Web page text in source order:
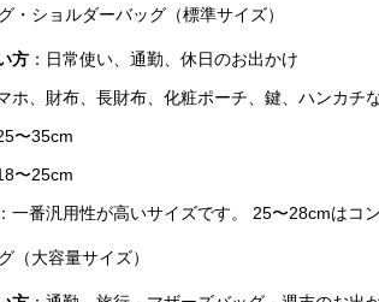
・ショルダーバッグ（標準サイズ）
方 ：日常使い、通勤、休日のお出かけ
ホ、財布、長財布、化粧ポーチ、鍵、ハンカチ
〜35cm
〜25cm
：一番汎用性が高いサイズです。 25〜28cmはコ
（大容量サイズ）